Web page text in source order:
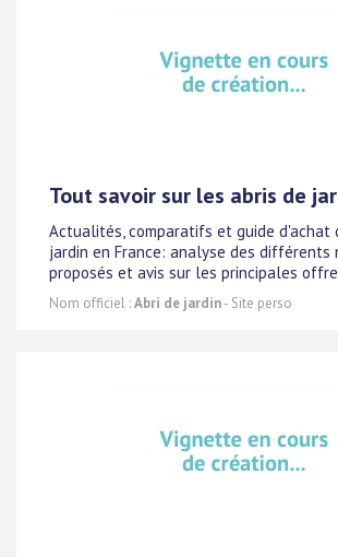
Tout savoir sur les abris de
Actualités, comparatifs et guide d'achat
jardin en France: analyse des différents
proposés et avis sur les principales
Nom officiel :Abri de jardin- Site perso